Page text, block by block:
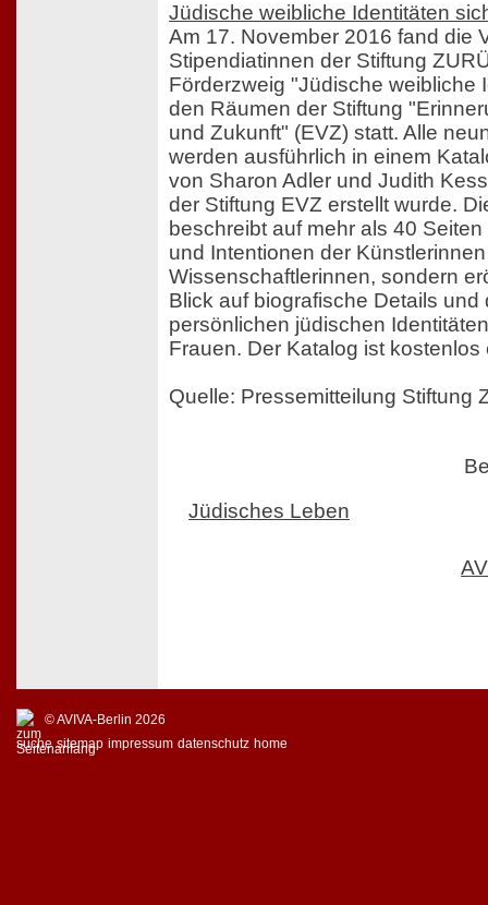
Jüdische weibliche Identitäten
Am 17. November 2016 fand die
Stipendiatinnen der Stiftung
Förderzweig "Jüdische weibliche
den Räumen der Stiftung
und Zukunft" (EVZ) statt. Alle
werden ausführlich in einem
von Sharon Adler und Judith
der Stiftung EVZ erstellt wurde.
beschreibt auf mehr als 40
und Intentionen der
Wissenschaftlerinnen, sondern
Blick auf biografische Details und
persönlichen jüdischen
Frauen. Der Katalog ist kostenlos
Quelle: Pressemitteilung Stiftung
Jüdisches Leben
© AVIVA-Berlin 2026
suche sitemap impressum datenschutz home